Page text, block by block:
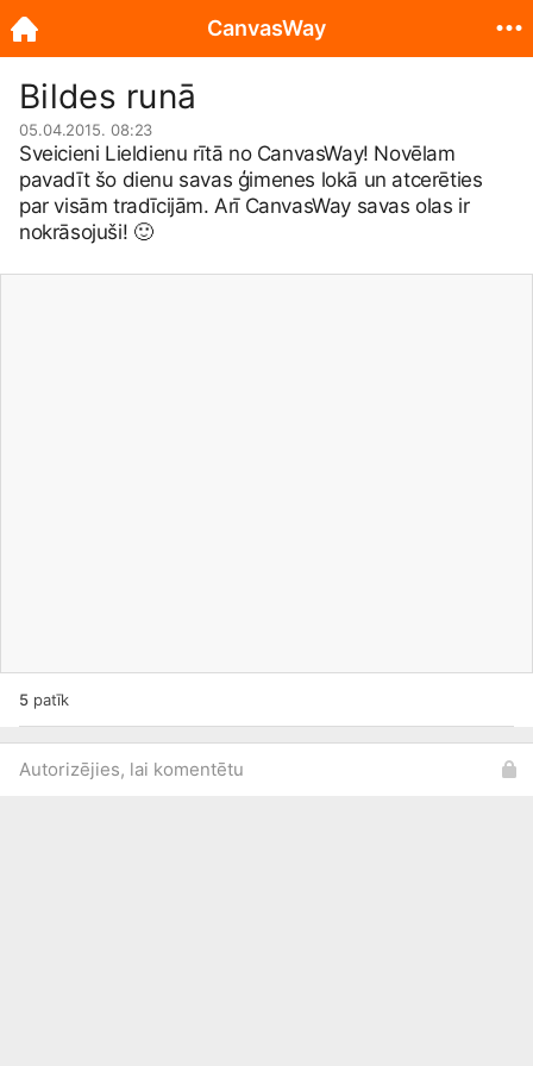
Bildes runā
05.04.2015. 08:23
Sveicieni Lieldienu rītā no CanvasWay! Novēlam
pavadīt šo dienu savas ģimenes lokā un atcerēties
par visām tradīcijām. Arī CanvasWay savas olas ir
nokrāsojuši! 🙂
5patīk
Autorizējies, lai komentētu
CanvasWay